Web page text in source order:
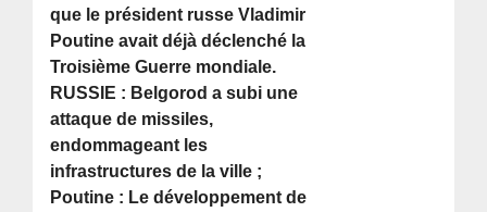
que le président russe Vladimir
Poutine avait déjà déclenché la
Troisième Guerre mondiale.
RUSSIE : Belgorod a subi une
attaque de missiles,
endommageant les
infrastructures de la ville ;
Poutine : Le développement de